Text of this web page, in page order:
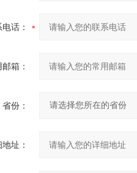
话：
箱：
省份：
址：